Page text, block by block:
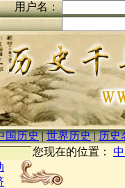
用户名：
国历史|世界历史|历史
您现在的位置：